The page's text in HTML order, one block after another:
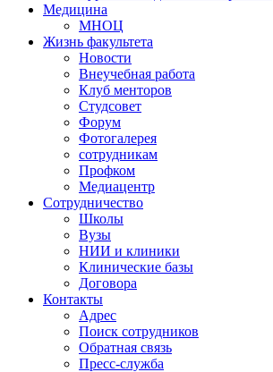
Медицина
МНОЦ
Жизнь факультета
Новости
Внеучебная работа
Клуб менторов
Студсовет
Форум
Фотогалерея
сотрудникам
Профком
Медиацентр
Сотрудничество
Школы
Вузы
НИИ и клиники
Клинические базы
Договора
Контакты
Адрес
Поиск сотрудников
Обратная связь
Пресс-служба